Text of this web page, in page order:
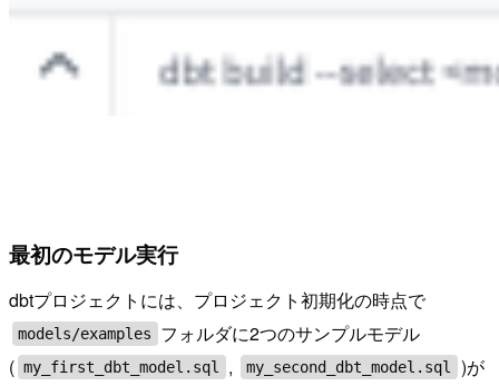
最初のモデル実行
dbtプロジェクトには、プロジェクト初期化の時点で
models/examples
フォルダに2つのサンプルモデル
( my_first_dbt_model.sql , my_second_dbt_model.sql
)が